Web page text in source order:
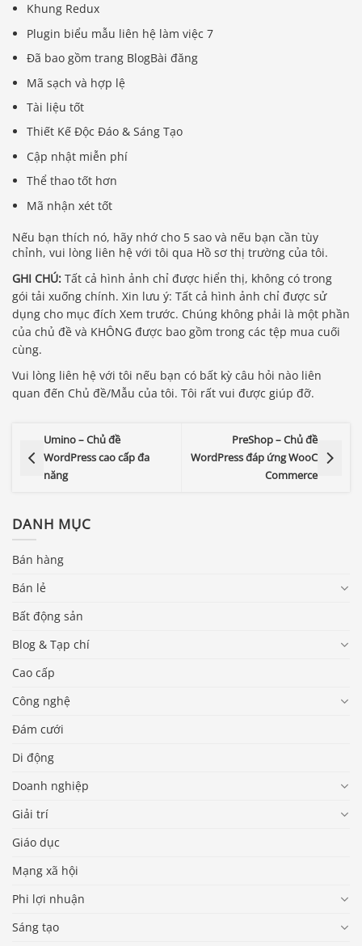
Khung Redux
Plugin biểu mẫu liên hệ làm việc 7
Đã bao gồm trang BlogBài đăng
Mã sạch và hợp lệ
Tài liệu tốt
Thiết Kế Độc Đáo & Sáng Tạo
Cập nhật miễn phí
Thể thao tốt hơn
Mã nhận xét tốt
Nếu bạn thích nó, hãy nhớ cho 5 sao và nếu bạn cần tùy
chỉnh, vui lòng liên hệ với tôi qua Hồ sơ thị trường của tôi.
GHI CHÚ: Tất cả hình ảnh chỉ được hiển thị, không có trong
gói tải xuống chính. Xin lưu ý: Tất cả hình ảnh chỉ được sử
dụng cho mục đích Xem trước. Chúng không phải là một phần
của chủ đề và KHÔNG được bao gồm trong các tệp mua cuối
cùng.
Vui lòng liên hệ với tôi nếu bạn có bất kỳ câu hỏi nào liên
quan đến Chủ đề/Mẫu của tôi. Tôi rất vui được giúp đỡ.
Umino – Chủ đề
WordPress cao cấp đa
năng
PreShop – Chủ đề
WordPress đáp ứng WooC
Commerce
DANH MỤC
Bán hàng
Bán lẻ
Bất động sản
Blog & Tạp chí
Cao cấp
Công nghệ
Đám cưới
Di động
Doanh nghiệp
Giải trí
Giáo dục
Mạng xã hội
Phi lợi nhuận
Sáng tạo